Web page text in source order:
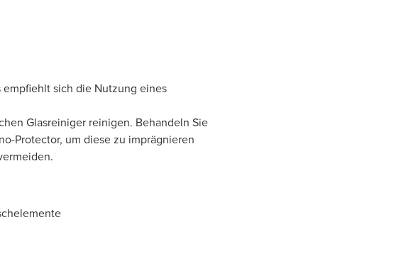
sich die Nutzung eines
Glasreiniger reinigen. Behandeln Sie
Protector, um diese zu imprägnieren